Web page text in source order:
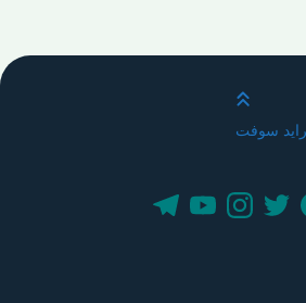
قم بالتمرير لأعلى
سوفت